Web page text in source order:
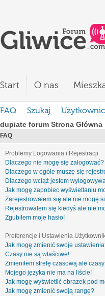
Start O nas
FAQ Szukaj
dupiate forum Strona Główna
FAQ
Problemy Logowania i Rejestracji
Dlaczego nie mogę się zalogować?
Dlaczego w ogóle muszę się
Dlaczego wciąż jestem
Jak mogę zapobiec wyświetlaniu
Zarejestrowałem się ale nie mogę
Rejestrowałem się kiedyś ale nie
Zgubiłem moje hasło!
Preferencje i Ustawienia
Jak mogę zmienić swoje
Czasy nie są właściwe!
Zmieniłem strefę czasową ale
Mojego języka nie ma na liście!
Jak mogę wyświetlić obrazek pod
Jak mogę zmienić swoją rangę?